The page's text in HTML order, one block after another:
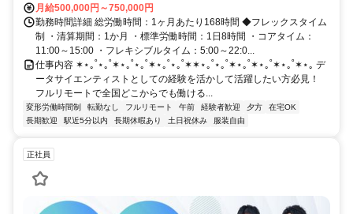
月給500,000円～750,000円
勤務時間詳細 総労働時間：1ヶ月あたり168時間 ◆フレックスタイム
制 ・清算期間：1か月 ・標準労働時間：1日8時間 ・コアタイム：
11:00～15:00 ・フレキシブルタイム：5:00～22:0...
仕事内容 ✶⋆｡˚⋆｡˚✶⋆｡˚⋆｡˚✶⋆｡˚⋆｡˚✶✶⋆｡˚⋆｡˚✶⋆｡˚✶⋆｡˚✶⋆｡˚✶⋆｡ デ
ータサイエンティストとしての経験を活かして活躍したい方必見！
フルリモートで全国どこからでも働ける...
変形労働時間制 転勤なし フルリモート 午前 経験者歓迎 夕方
在宅OK
長期歓迎
駅近5分以内 長期休暇あり 土日祝休み 服装自由
正社員